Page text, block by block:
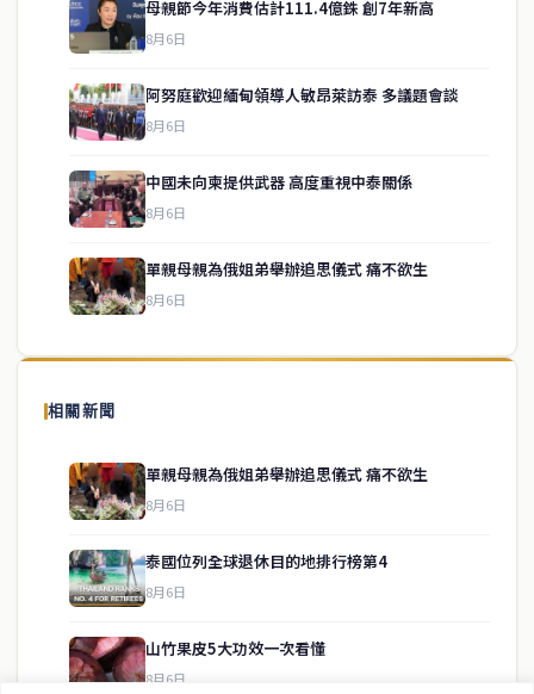
母親節今年消費估計111.4億銖 創7年新高
8月6日
阿努庭歡迎緬甸領導人敏昂萊訪泰 多議題會談
8月6日
中國未向柬提供武器 高度重視中泰關係
8月6日
單親母親為俄姐弟舉辦追思儀式 痛不欲生
8月6日
相關新聞
單親母親為俄姐弟舉辦追思儀式 痛不欲生
8月6日
泰國位列全球退休目的地排行榜第4
8月6日
山竹果皮5大功效一次看懂
8月6日
關於我們
泰國中文新聞（TCN）是一家總部設於曼谷的中文新聞媒體，致力於
供即時、客觀、多元的中文新聞內容。
房地產
service@thaichinesenews.com